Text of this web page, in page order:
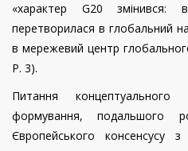
«характер G20 змінився:
перетворилася в глобальний
в мережевий центр
P. 3).
Питання концептуального
формування, подальшого
Європейського консенсусу